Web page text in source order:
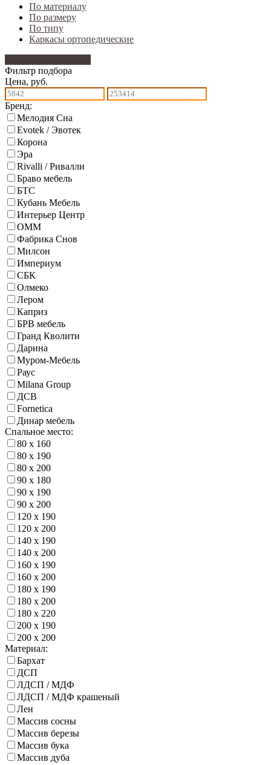
По материалу
По размеру
По типу
Каркасы ортопедические
Фильтр подбора
Цена, руб.
Бренд:
Мелодия Сна
Evotek / Эвотек
Корона
Эра
Rivalli / Ривалли
Браво мебель
БТС
Кубань Мебель
Интерьер Центр
ОММ
Фабрика Снов
Милсон
Империум
СБК
Олмеко
Лером
Каприз
БРВ мебель
Гранд Кволити
Дарина
Муром-Мебель
Раус
Milana Group
ДСВ
Fornetica
Динар мебель
Спальное место:
80 х 160
80 х 190
80 х 200
90 х 180
90 х 190
90 х 200
120 х 190
120 х 200
140 х 190
140 х 200
160 х 190
160 х 200
180 х 190
180 х 200
180 х 220
200 х 190
200 х 200
Материал:
Бархат
ДСП
ЛДСП / МДФ
ЛДСП / МДФ крашеный
Лен
Массив сосны
Массив березы
Массив бука
Массив дуба